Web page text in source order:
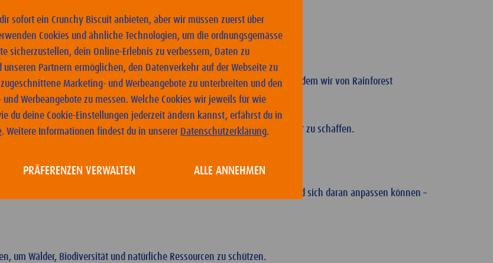
Kakao
beitragen. Deshalb beziehen wir unseren Kakao verantwortungsvoll, indem wir von Rainforest
die daran arbeitet, eine bessere Zukunft für Mensch und Natur zu schaffen.
Landwirtschaft – dank derer sie klimatische Auswirkungen minimieren und sich daran anpassen können –
um Wälder, Biodiversität und natürliche Ressourcen zu schützen.
sofort ein Crunchy Biscuit anbieten, aber wir müssen zuerst über
Cookies und ähnliche Technologien, um die ordnungsgemässe
sicherzustellen, dein Online-Erlebnis zu verbessern, Daten zu
Partnern ermöglichen, den Datenverkehr auf der Webseite zu
Marketing- und Werbeangebote zu unterbreiten und den
und Werbeangebote zu messen. Welche Cookies wir jeweils für wie
du deine Cookie-Einstellungen jederzeit ändern kannst, erfährst du in
. Weitere Informationen findest du in unserer Datenschutzerklärung.
PRÄFERENZEN VERWALTEN ALLE ANNEHMEN